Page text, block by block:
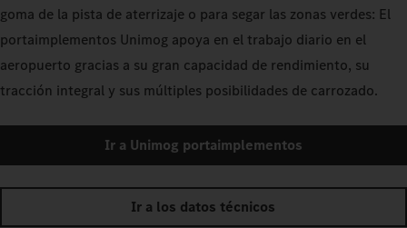
goma de la pista de aterrizaje o para segar las zonas verdes: El
portaimplementos Unimog apoya en el trabajo diario en el
aeropuerto gracias a su gran capacidad de rendimiento, su
tracción integral y sus múltiples posibilidades de carrozado.
Ir a Unimog portaimplementos
Ir a los datos técnicos